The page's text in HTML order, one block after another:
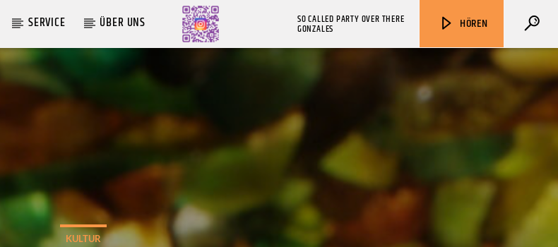
SERVICE ÜBER UNS HÖREN
SO CALLED PARTY OVER THERE
GONZALES
SENDUNG
MOEBIUS
00:00 09:00
KULTUR